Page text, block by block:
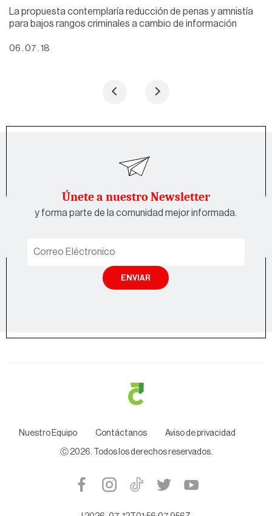
La propuesta contemplaría reducción de penas y amnistía
para bajos rangos criminales a cambio de información
06 . 07 . 18
Únete a nuestro Newsletter
y forma parte de la comunidad mejor informada.
ENVIAR
Nuestro Equipo Contáctanos Aviso de privacidad
Ⓒ 2026. Todos los derechos reservados.